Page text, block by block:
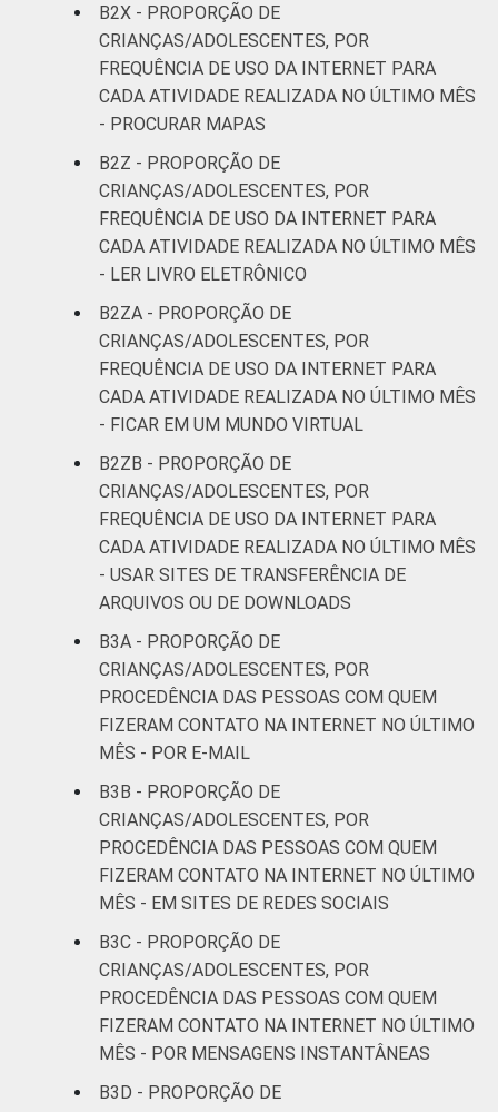
B2X - PROPORÇÃO DE
CRIANÇAS/ADOLESCENTES, POR
FREQUÊNCIA DE USO DA INTERNET PARA
CADA ATIVIDADE REALIZADA NO ÚLTIMO MÊS
- PROCURAR MAPAS
B2Z - PROPORÇÃO DE
CRIANÇAS/ADOLESCENTES, POR
FREQUÊNCIA DE USO DA INTERNET PARA
CADA ATIVIDADE REALIZADA NO ÚLTIMO MÊS
- LER LIVRO ELETRÔNICO
B2ZA - PROPORÇÃO DE
CRIANÇAS/ADOLESCENTES, POR
FREQUÊNCIA DE USO DA INTERNET PARA
CADA ATIVIDADE REALIZADA NO ÚLTIMO MÊS
- FICAR EM UM MUNDO VIRTUAL
B2ZB - PROPORÇÃO DE
CRIANÇAS/ADOLESCENTES, POR
FREQUÊNCIA DE USO DA INTERNET PARA
CADA ATIVIDADE REALIZADA NO ÚLTIMO MÊS
- USAR SITES DE TRANSFERÊNCIA DE
ARQUIVOS OU DE DOWNLOADS
B3A - PROPORÇÃO DE
CRIANÇAS/ADOLESCENTES, POR
PROCEDÊNCIA DAS PESSOAS COM QUEM
FIZERAM CONTATO NA INTERNET NO ÚLTIMO
MÊS - POR E-MAIL
B3B - PROPORÇÃO DE
CRIANÇAS/ADOLESCENTES, POR
PROCEDÊNCIA DAS PESSOAS COM QUEM
FIZERAM CONTATO NA INTERNET NO ÚLTIMO
MÊS - EM SITES DE REDES SOCIAIS
B3C - PROPORÇÃO DE
CRIANÇAS/ADOLESCENTES, POR
PROCEDÊNCIA DAS PESSOAS COM QUEM
FIZERAM CONTATO NA INTERNET NO ÚLTIMO
MÊS - POR MENSAGENS INSTANTÂNEAS
B3D - PROPORÇÃO DE